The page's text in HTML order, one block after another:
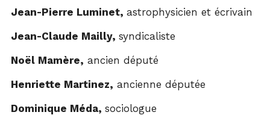
Jean-Pierre Luminet, astrophysicien et écrivain
Jean-Claude Mailly, syndicaliste
Noël Mamère, ancien député
Henriette Martinez, ancienne députée
Dominique Méda, sociologue